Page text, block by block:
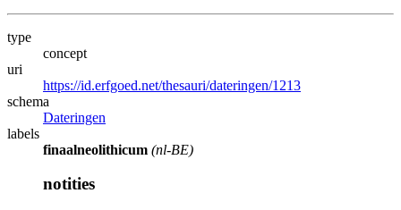
type
concept
uri
https://id.erfgoed.net/thesauri/dateringen/1213
schema
Dateringen
labels
finaalneolithicum (nl-BE)
notities